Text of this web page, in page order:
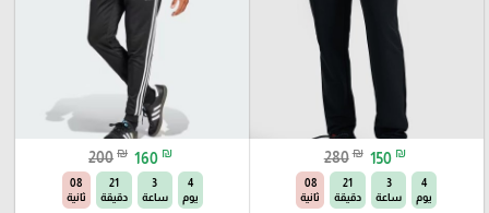
280 ₪ 150 ₪
4
يوم
3
ساعة
21
دقيقة
06
ثانية
200 ₪ 160 ₪
4
يوم
3
ساعة
21
دقيقة
06
ثانية